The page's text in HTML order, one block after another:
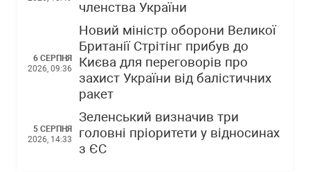
членства України
6 СЕРПНЯ
2026, 09:36
Новий міністр оборони Великої
Британії Стрітінг прибув до
Києва для переговорів про
захист України від балістичних
ракет
5 СЕРПНЯ
2026, 14:33
Зеленський визначив три
головні пріоритети у відносинах
з ЄС